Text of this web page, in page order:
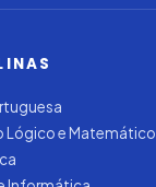
Lógico e Matemático